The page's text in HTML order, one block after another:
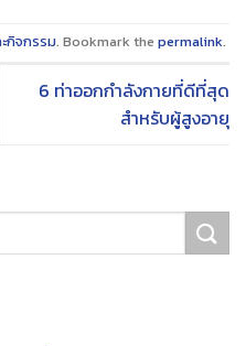
กิจกรรม. Bookmark the permalink.
6 ท่าออกกำลังกายที่ดีที่สุด
สำหรับผู้สูงอายุ